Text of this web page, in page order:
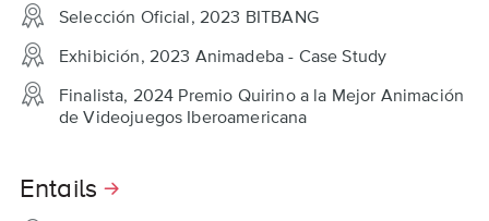
Selección Oficial, 2023 BITBANG
Exhibición, 2023 Animadeba - Case Study
Finalista, 2024 Premio Quirino a la Mejor Animación
de Videojuegos Iberoamericana
Entails